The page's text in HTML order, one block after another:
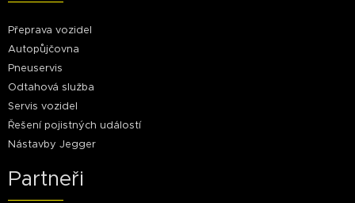
Přeprava vozidel
Autopůjčovna
Pneuservis
Odtahová služba
Servis vozidel
Řešení pojistných událostí
Nástavby Jegger
Partneři